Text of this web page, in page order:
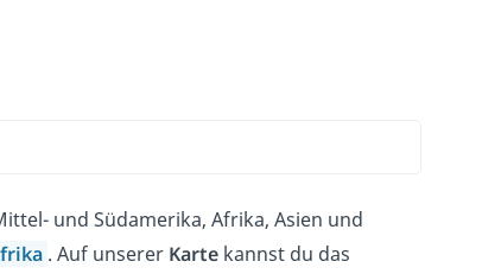
und Südamerika, Afrika, Asien und
. Auf unserer Karte kannst du das